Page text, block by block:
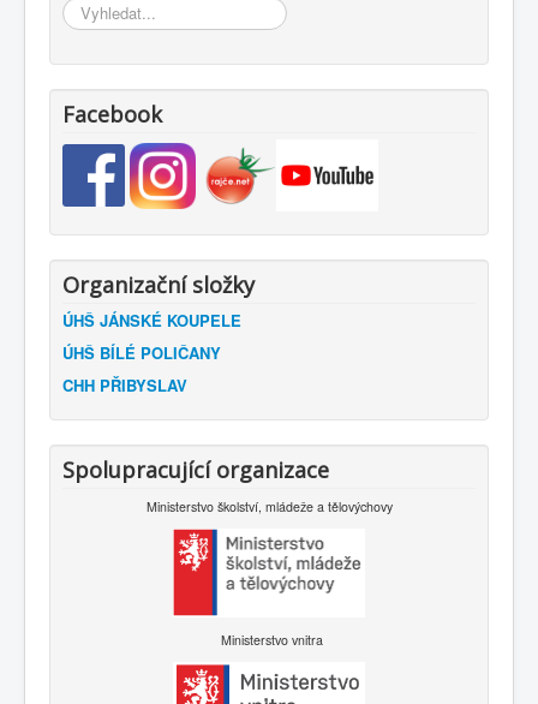
Vyhledávání...
Facebook
Organizační složky
ÚHŠ JÁNSKÉ KOUPELE
ÚHŠ BÍLÉ POLIČANY
CHH PŘIBYSLAV
Spolupracující organizace
Ministerstvo školství, mládeže a tělovýchovy
Ministerstvo vnitra